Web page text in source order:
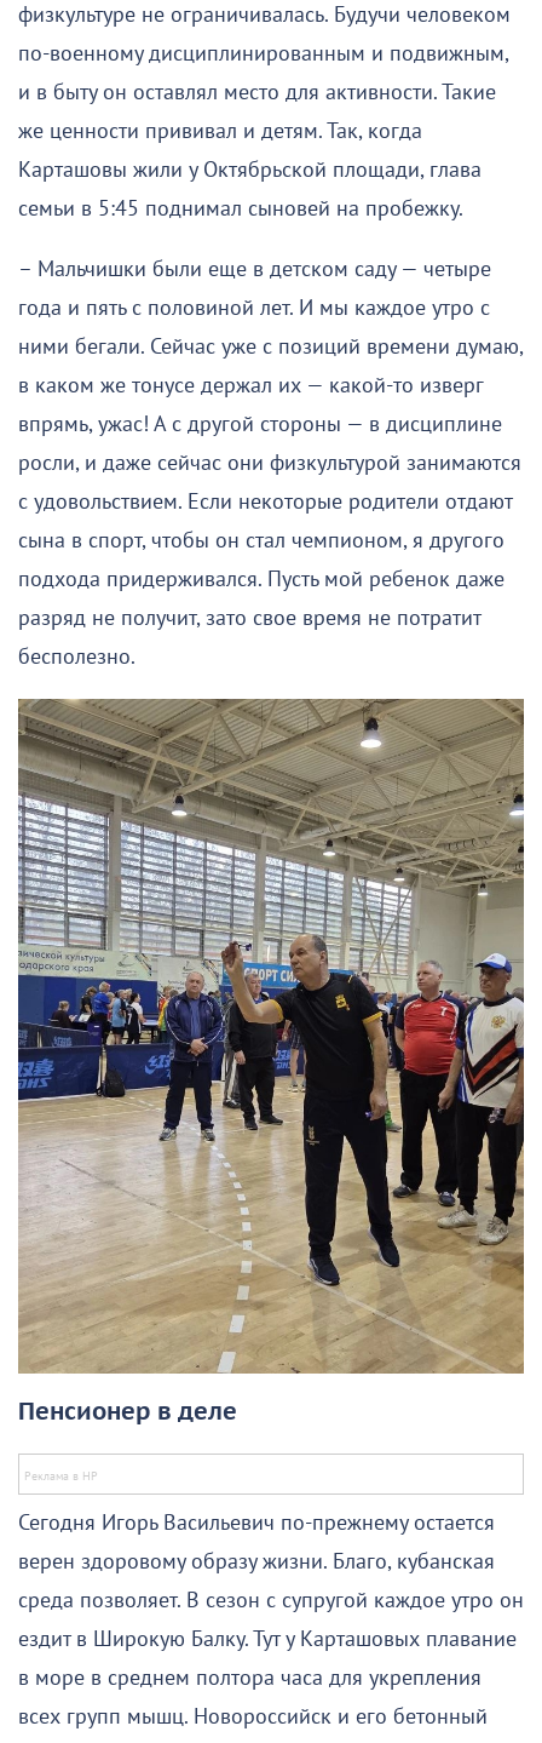
физкультуре не ограничивалась. Будучи человеком
по-военному дисциплинированным и подвижным,
и в быту он оставлял место для активности. Такие
же ценности прививал и детям. Так, когда
Карташовы жили у Октябрьской площади, глава
семьи в 5:45 поднимал сыновей на пробежку.
– Мальчишки были еще в детском саду — четыре
года и пять с половиной лет. И мы каждое утро с
ними бегали. Сейчас уже с позиций времени думаю,
в каком же тонусе держал их — какой-то изверг
впрямь, ужас! А с другой стороны — в дисциплине
росли, и даже сейчас они физкультурой занимаются
с удовольствием. Если некоторые родители отдают
сына в спорт, чтобы он стал чемпионом, я другого
подхода придерживался. Пусть мой ребенок даже
разряд не получит, зато свое время не потратит
бесполезно.
Пенсионер в деле
Сегодня Игорь Васильевич по-прежнему остается
верен здоровому образу жизни. Благо, кубанская
среда позволяет. В сезон с супругой каждое утро он
ездит в Широкую Балку. Тут у Карташовых плавание
в море в среднем полтора часа для укрепления
всех групп мышц. Новороссийск и его бетонный